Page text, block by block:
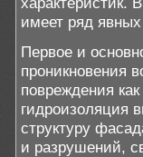
имеет ряд
Первое и
проникновения
повреждения
гидроизоляция
структуру
и разрушений,